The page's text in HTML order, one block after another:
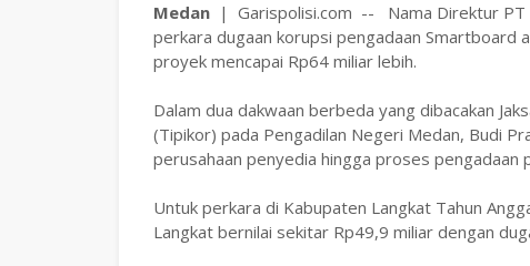
Medan | Garispolisi.com -- Nama Direktur PT
perkara dugaan korupsi pengadaan Smartboard
proyek mencapai Rp64 miliar lebih.
Dalam dua dakwaan berbeda yang dibacakan
(Tipikor) pada Pengadilan Negeri Medan, Budi
perusahaan penyedia hingga proses
Untuk perkara di Kabupaten Langkat Tahun
Langkat bernilai sekitar Rp49,9 miliar dengan